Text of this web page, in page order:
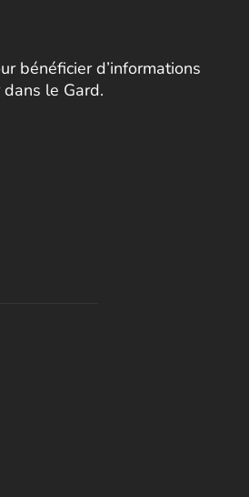
bénéficier d’informations
le Gard.